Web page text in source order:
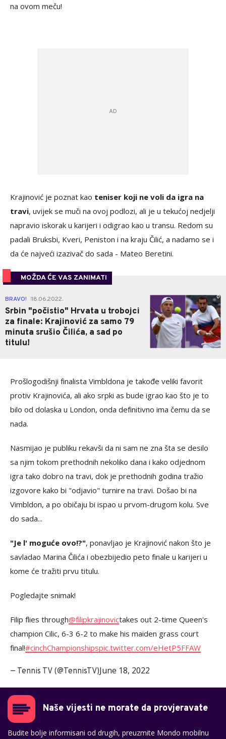
na ovom meču!
Krajinović je poznat kao teniser koji ne voli da igra na
travi, uvijek se muči na ovoj podlozi, ali je u tekućoj nedjelji
napravio iskorak u karijeri i odigrao kao u transu. Redom su
padali Bruksbi, Kveri, Peniston i na kraju Čilić, a nadamo se i
da će najveći izazivač do sada - Mateo Beretini.
MOŽDA ĆE VAS ZANIMATI
BRAVO! 18.06.2022.
Srbin "počistio" Hrvata u trobojci
za finale: Krajinović za samo 79
minuta srušio Čilića, a sad po
titulu!
0
Prošlogodišnji finalista Vimbldona je takođe veliki favorit
protiv Krajinovića, ali ako srpki as bude igrao kao što je to
bilo od dolaska u London, onda definitivno ima čemu da se
nada.
Nasmijao je publiku rekavši da ni sam ne zna šta se desilo
sa njim tokom prethodnih nekoliko dana i kako odjednom
igra tako dobro na travi, dok je prethodnih godina tražio
izgovore kako bi "odjavio" turnire na travi. Došao bi na
Vimbldon, a po običaju bi ispao u prvom-drugom kolu. Sve
do sada...
"Je l' moguće ovo!?", ponavljao je Krajinović nakon što je
savladao Marina Čilića i obezbijedio peto finale u karijeri u
kome će tražiti prvu titulu.
Pogledajte snimak!
Filip flies through@filipkrajinovictakes out 2-time Queen's
champion Cilic, 6-3 6-2 to make his maiden grass court
final!#cinchChampionshipspic.twitter.com/eHetP5FFAW
— Tennis TV (@TennisTV)June 18, 2022
Naše vijesti ne morate da provjeravate
Budite bolje informisani od drugih, preuzmite Mondo mobilnu